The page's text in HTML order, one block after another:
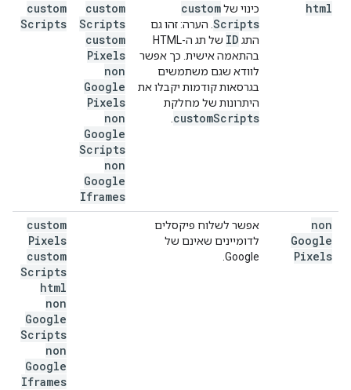
html כינוי שלcustom
Scripts . הערה: זהו גם
התג ID
של תג ה-HTML
בהתאמה אישית. כך אפשר
לוודא שגם משתמשים
בגרסאות קודמות יקבלו את
היתרונות של מחלקת
customScripts
custom
Scripts
custom
Pixels
non
Google
Pixels
non
Google
Scripts
non
Google
Iframes
custom
Scripts
non
Google
Pixels
אפשר לשלוח פיקסלים
לדומיינים שאינם של
Google.
custom
Pixels
custom
Scripts
html
non
Google
Scripts
non
Google
Iframes